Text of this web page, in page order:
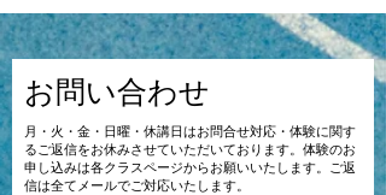
お問い合わせ
​月・火・金・日曜・休講日はお問合せ対応・体験に関す
るご返信をお休みさせていただいております。体験のお
申し込みは各クラスページからお願いいたします。ご返
信は全てメールでご対応いたします。